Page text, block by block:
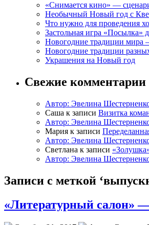
«Снимается кино» —
Необычный Новый год с
Что нужно для проведения
Застольная игра
Новогодние традиции мира
Новогодние традиции
Украшения на Новый год
Свежие комментарии
Автор: Эвелина
Саша к записи Визитка
Автор: Эвелина
Мария к записи
Автор: Эвелина
Светлана к записи
Автор: Эвелина
Записи с меткой
«Литературный салон»